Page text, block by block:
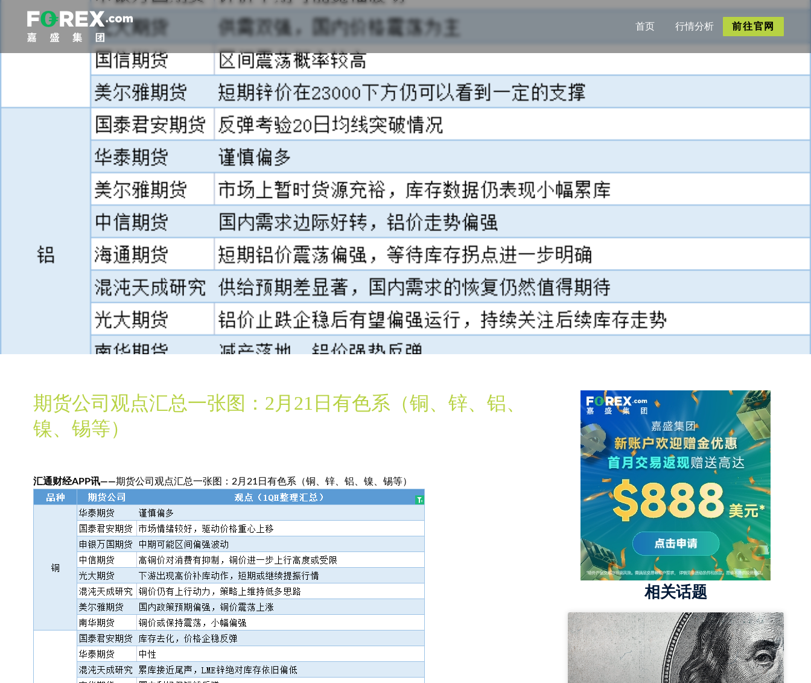
首页 行情分析 前往官网
期货公司观点汇总一张图：2月21日有色系（铜、锌、铝、
镍、锡等）
汇通财经APP讯——期货公司观点汇总一张图：2月21日有色系（铜、锌、铝、镍、锡等）
相关话题